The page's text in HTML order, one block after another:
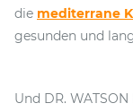
die mediterrane
gesunden und
Und DR.